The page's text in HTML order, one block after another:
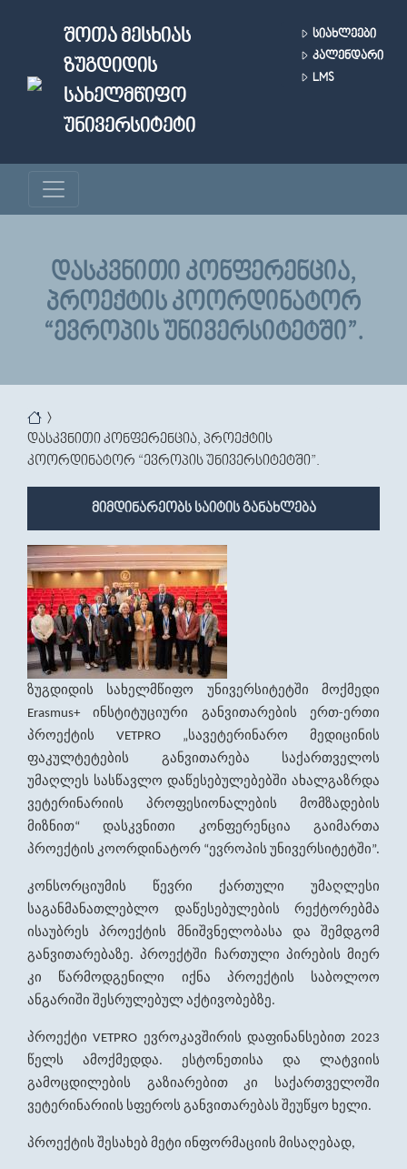
ᲨᲝᲗᲐ ᲛᲔᲡᲮᲘᲐᲡ
ᲖᲣᲒᲓᲘᲓᲘᲡ
ᲡᲐᲮᲔᲚᲛᲬᲘᲤᲝ
ᲣᲜᲘᲕᲔᲠᲡᲘᲢᲔᲢᲘ
ᲡᲘᲐᲮᲚᲔᲔᲑᲘ
ᲙᲐᲚᲔᲜᲓᲐᲠᲘ
LMS
ᲓᲐᲡᲙᲕᲜᲘᲗᲘ ᲙᲝᲜᲤᲔᲠᲔᲜᲪᲘᲐ,
ᲞᲠᲝᲔᲥᲢᲘᲡ ᲙᲝᲝᲠᲓᲘᲜᲐᲢᲝᲠ
“ᲔᲕᲠᲝᲞᲘᲡ ᲣᲜᲘᲕᲔᲠᲡᲘᲢᲔᲢᲨᲘ”.
You are here
დასკვნითი კონფერენცია, პროექტის
კოორდინატორ “ევროპის უნივერსიტეტში”.
მიმდინარეობს საიტის განახლება
ზუგდიდის სახელმწიფო უნივერსიტეტში მოქმედი
Erasmus+ინსტიტუციური განვითარების ერთ-ერთი
პროექტის VETPRO „სავეტერინარო
მედიცინის
ფაკულტეტების
განვითარება
საქართველოს
უმაღლეს სასწავლო დაწესებულებებში ახალგაზრდა
ვეტერინარიის
პროფესიონალების
მომზადების
მიზნით“დასკვნითი კონფერენცია
გაიმართა
პროექტის კოორდინატორ “ევროპის უნივერსიტეტში”.
კონსორციუმის წევრი ქართული
უმაღლესი
საგანმანათლებლო
დაწესებულების
რექტორებმა
ისაუბრეს
პროექტის მნიშვნელობასა და
შემდგომ
განვითარებაზე.პროექტში ჩართული პირების მიერ
კი
წარმოდგენილი იქნა პროექტის
საბოლოო
ანგარიში შესრულებულაქტივობებზე.
პროექტი VETPRO ევროკავშირის დაფინანსებით2023
წელს ამოქმედდა. ესტონეთისა და
ლატვიის
გამოცდილების
გაზიარებით კი
საქართველოში
ვეტერინარიის სფეროს განვითარებას შეუწყო ხელი.
პროექტის შესახებ მეტი ინფორმაციის მისაღებად,